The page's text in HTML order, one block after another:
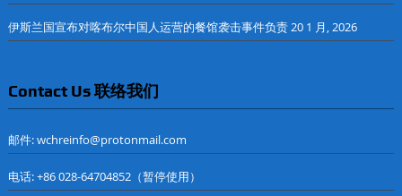
伊斯兰国宣布对喀布尔中国人运营的餐馆袭击事件负责20 1 月, 2026
Contact Us 联络我们
邮件: wchreinfo@protonmail.com
电话: +86 028-64704852（暂停使用）